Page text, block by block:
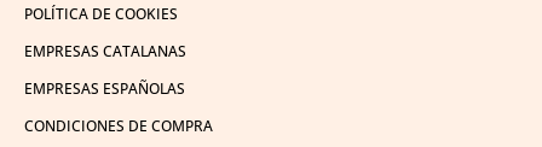
POLÍTICA DE COOKIES
EMPRESAS CATALANAS
EMPRESAS ESPAÑOLAS
CONDICIONES DE COMPRA